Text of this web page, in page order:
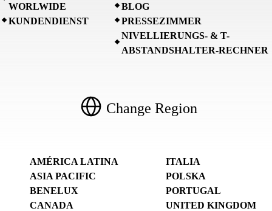
WORLWIDE
KUNDENDIENST
BLOG
PRESSEZIMMER
NIVELLIERUNGS- & T-
ABSTANDSHALTER-RECHNER
Change Region
AMÉRICA LATINA
ASIA PACIFIC
BENELUX
CANADA
ITALIA
POLSKA
PORTUGAL
UNITED KINGDOM